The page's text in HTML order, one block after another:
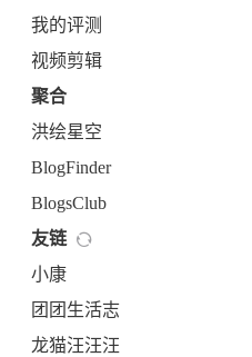
我的评测
视频剪辑
聚合
洪绘星空
BlogFinder
BlogsClub
友链
小康
团团生活志
龙猫汪汪汪